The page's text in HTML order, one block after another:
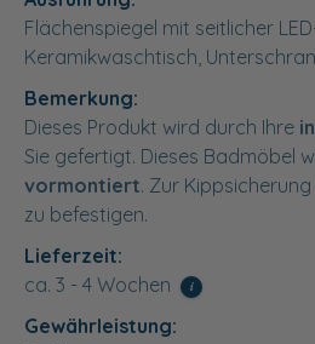
Flächenspiegel mit seitlicher
Keramikwaschtisch,
Bemerkung:
Dieses Produkt wird durch Ihre
Sie gefertigt. Dieses Badmöbel
vormontiert. Zur
zu befestigen.
Lieferzeit:
ca. 3 - 4 Wochen
i
Gewährleistung: